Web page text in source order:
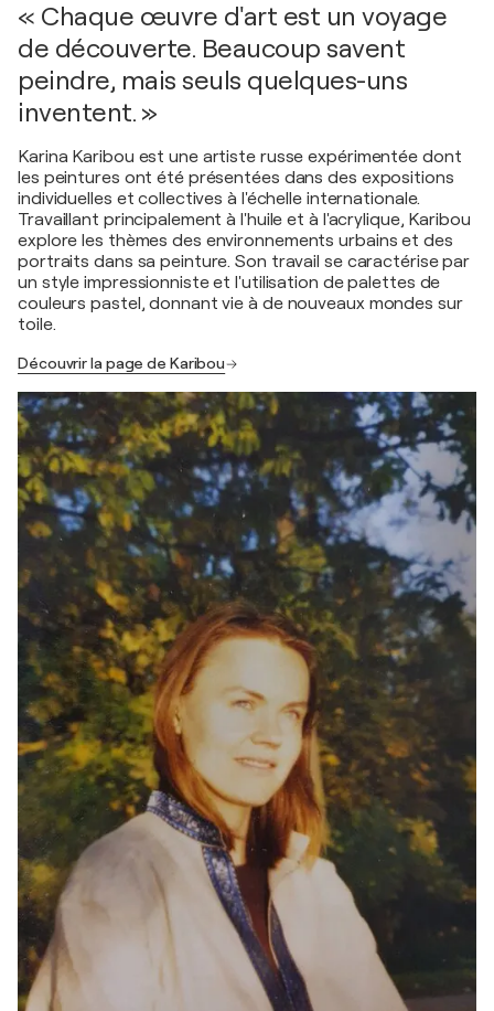
« Chaque œuvre d'art est un voyage
de découverte. Beaucoup savent
peindre, mais seuls quelques-uns
inventent. »
Karina Karibou est une artiste russe expérimentée dont
les peintures ont été présentées dans des expositions
individuelles et collectives à l'échelle internationale.
Travaillant principalement à l'huile et à l'acrylique, Karibou
explore les thèmes des environnements urbains et des
portraits dans sa peinture. Son travail se caractérise par
un style impressionniste et l'utilisation de palettes de
couleurs pastel, donnant vie à de nouveaux mondes sur
toile.
Découvrir la page de Karibou